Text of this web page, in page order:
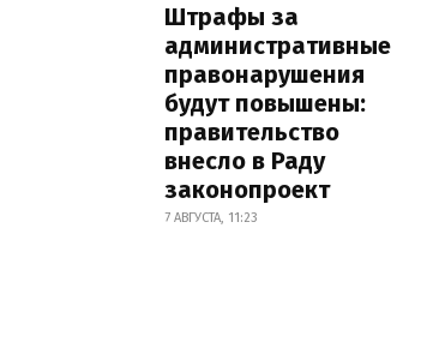
Штрафы за
административные
правонарушения
будут повышены:
правительство
внесло в Раду
законопроект
7 АВГУСТА, 11:23